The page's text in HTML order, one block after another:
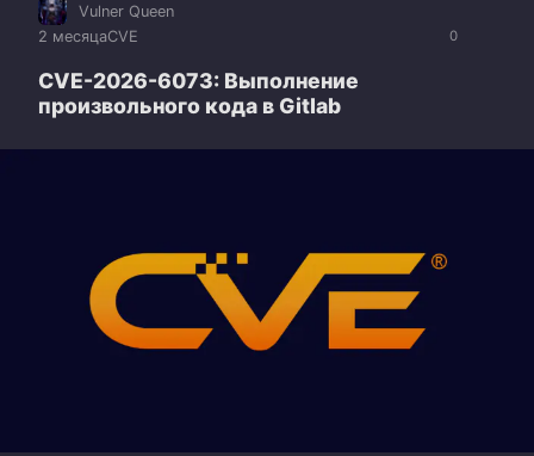
0
Vulner Queen
2 месяцаCVE
CVE-2026-6073: Выполнение
произвольного кода в Gitlab